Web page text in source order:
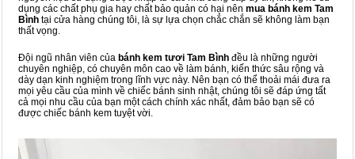
dụng các chất phụ gia hay chất bảo quản có hại nên mua bánh kem Tam
Bình tại cửa hàng chúng tôi, là sự lựa chọn chắc chắn sẽ không làm bạn
thất vọng.
Đội ngũ nhân viên của bánh kem tươi Tam Bình đều là những người
chuyên nghiệp, có chuyên môn cao về làm bánh, kiến thức sâu rộng và
dày dạn kinh nghiệm trong lĩnh vực này. Nên bạn có thể thoải mái đưa ra
mọi yêu cầu của mình về chiếc bánh sinh nhật, chúng tôi sẽ đáp ứng tất
cả mọi nhu cầu của bạn một cách chính xác nhất, đảm bảo bạn sẽ có
được chiếc bánh kem tuyệt vời.